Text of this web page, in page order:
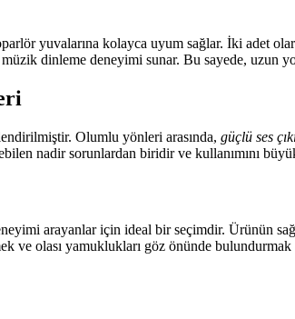
yuvalarına kolayca uyum sağlar. İki adet
dinleme deneyimi sunar. Bu sayede, uzun
Olumlu yönleri arasında, güçlü ses
nadir sorunlardan biridir ve kullanımını
arayanlar için ideal bir seçimdir. Ürünün
ve olası yamuklukları göz önünde